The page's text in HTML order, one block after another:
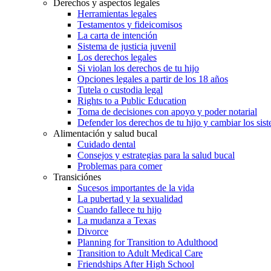
Derechos y aspectos legales
Herramientas legales
Testamentos y fideicomisos
La carta de intención
Sistema de justicia juvenil
Los derechos legales
Si violan los derechos de tu hijo
Opciones legales a partir de los 18 años
Tutela o custodia legal
Rights to a Public Education
Toma de decisiones con apoyo y poder notarial
Defender los derechos de tu hijo y cambiar los
Alimentación y salud bucal
Cuidado dental
Consejos y estrategias para la salud bucal
Problemas para comer
Transiciónes
Sucesos importantes de la vida
La pubertad y la sexualidad
Cuando fallece tu hijo
La mudanza a Texas
Divorce
Planning for Transition to Adulthood
Transition to Adult Medical Care
Friendships After High School